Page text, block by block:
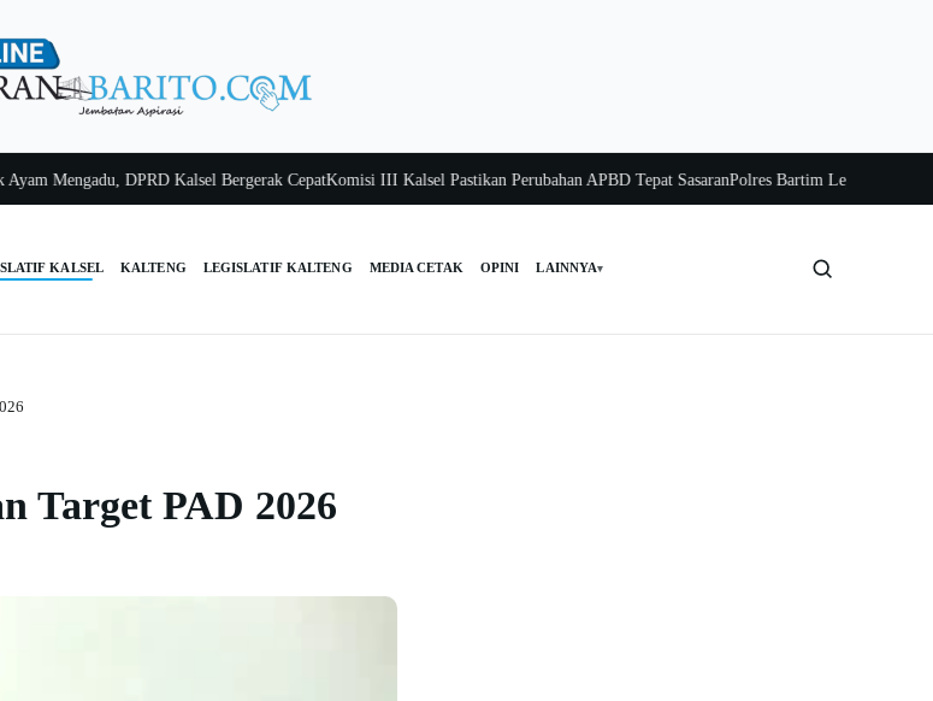
Mengadu, DPRD Kalsel Bergerak Cepat Komisi III Kalsel Pastikan Perubahan APBD Tepat SasaranPolres Bartim Lepas Bakti Sosial
KALSEL KALTENG LEGISLATIF KALTENG MEDIA CETAK OPINI LAINNYA▾
Target PAD 2026